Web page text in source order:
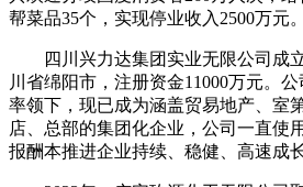
帮菜品35个，实现停业收入2500万元。
四川兴力达集团实业无限公司成立
川省绵阳市，注册资金11000万元。
率领下，现已成为涵盖贸易地产、室
店、总部的集团化企业，公司一直使
报酬本推进企业持续、稳健、高速成长